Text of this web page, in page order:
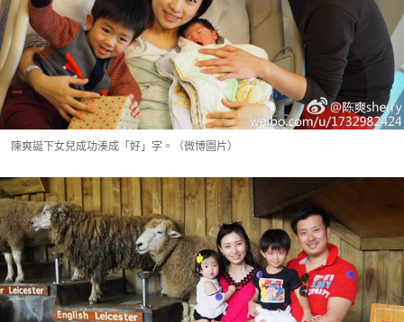
陳爽誕下女兒成功湊成「好」字。（微博圖片）